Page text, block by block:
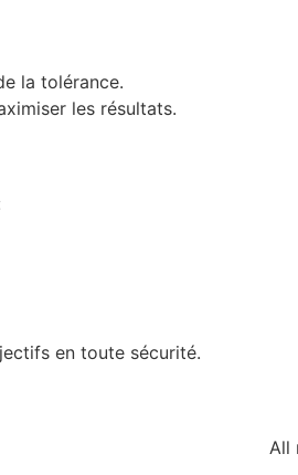
la tolérance.
les résultats.
en toute sécurité.
All